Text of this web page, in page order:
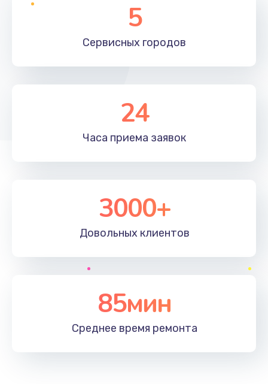
5
Сервисных городов
24
Часа приема заявок
3000+
Довольных клиентов
85мин
Среднее время ремонта